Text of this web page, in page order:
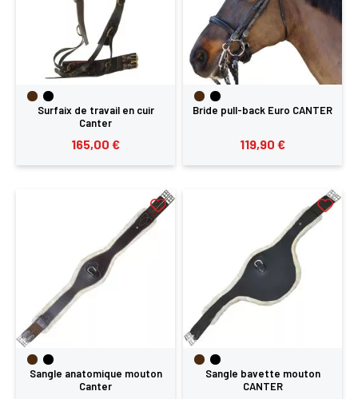
Surfaix de travail en cuir
Canter
165,00 €
Bride pull-back Euro CANTER
119,90 €
Sangle anatomique mouton
Canter
Sangle bavette mouton
CANTER